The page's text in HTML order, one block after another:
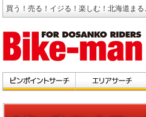
買う！売る！イジる！楽しむ！北海道まる